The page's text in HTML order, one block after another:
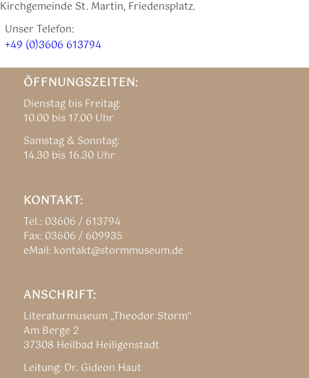
Kirchgemeinde St. Martin, Friedensplatz.
Unser Telefon:
+49 (0)3606 613794
ÖFFNUNGSZEITEN:
Dienstag bis Freitag:
10.00 bis 17.00 Uhr
Samstag & Sonntag:
14.30 bis 16.30 Uhr
KONTAKT:
Tel.: 03606 / 613794
Fax: 03606 / 609935
eMail: kontakt@stormmuseum.de
ANSCHRIFT:
Literaturmuseum „Theodor Storm“
Am Berge 2
37308 Heilbad Heiligenstadt
Leitung: Dr. Gideon Haut